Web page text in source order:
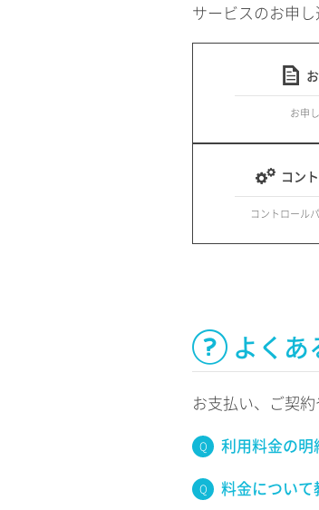
サービスのお申
お申
コン
コントロール
よくあ
お支払い、ご契
利用料金の明
料金について